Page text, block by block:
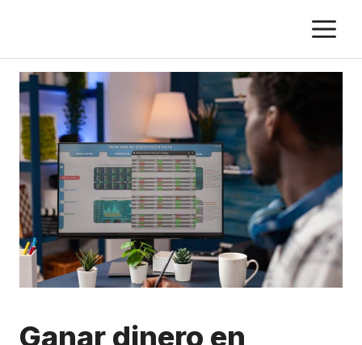
contenido
Ganar dinero en